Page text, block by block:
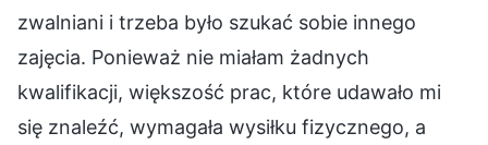
zwalniani i trzeba było szukać sobie innego
zajęcia. Ponieważ nie miałam żadnych
kwalifikacji, większość prac, które udawało mi
się znaleźć, wymagała wysiłku fizycznego, a